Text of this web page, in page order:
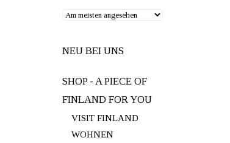
NEU BEI UNS
SHOP - A PIECE OF
FINLAND FOR YOU
VISIT FINLAND
WOHNEN